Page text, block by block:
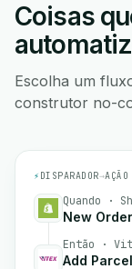
Coisas
Escolha um
construtor no-
⚡ DISPARADOR→AÇÃO
Quando ·
New
Então ·
Add Parcel